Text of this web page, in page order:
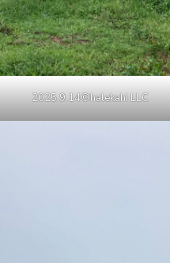
2025.9.14©halekahi LLC